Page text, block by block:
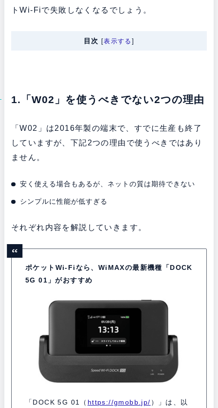
トWi-Fiで失敗しなくなるでしょう。
目次 [表示する ]
1.「W02」を使うべきでない2つの理由
「W02」は2016年製の端末で、すでに生産も終了
していますが、下記2つの理由で使うべきではあり
ません。
安く使える場合もあるが、ネットの質は期待できない
シンプルに性能が低すぎる
それぞれ内容を解説していきます。
ポケットWi-Fiなら、WiMAXの最新機種「DOCK
5G 01」がおすすめ
「DOCK 5G 01（ https://gmobb.jp/ ）」は、以